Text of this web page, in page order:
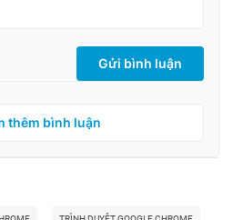
Gửi bình luận
thêm bình luận